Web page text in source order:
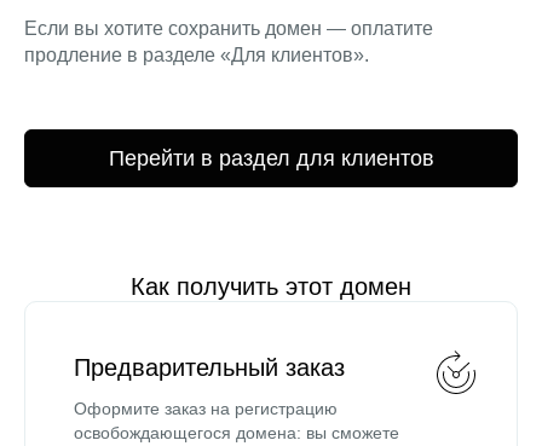
Если вы хотите сохранить домен — оплатите
продление в разделе «Для клиентов».
Перейти в раздел для клиентов
Как получить этот домен
Предварительный заказ
Оформите заказ на регистрацию
освобождающегося домена: вы сможете